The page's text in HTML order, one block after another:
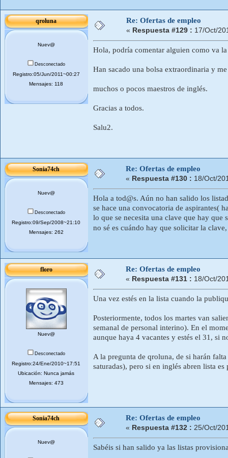
qroluna
Nuev@
Desconectado
Registro:05/Jun/2011~00:27
Mensajes: 118
Re: Ofertas de empleo
« Respuesta #129 : 17/Oct/
Hola, podría comentar alguien como va
Han sacado una bolsa extraordinaria y
muchos o pocos maestros de inglés.
Gracias a todos.
Salu2.
Sonia74ch
Nuev@
Desconectado
Registro:09/Sep/2008~21:10
Mensajes: 262
Re: Ofertas de empleo
« Respuesta #130 : 18/Oct/
Hola a tod@s. Aún no han salido los
se hace una convocatoria de aspirantes(
lo que se necesita una clave que hay
no sé es cuándo hay que solicitar la
floro
Nuev@
Desconectado
Registro:24/Ene/2010~17:51
Ubicación: Nunca jamás
Mensajes: 473
Re: Ofertas de empleo
« Respuesta #131 : 18/Oct/
Una vez estés en la lista cuando la
Posteriormente, todos los martes van
semanal de personal interino). En el
aunque haya 4 vacantes y estés el 31, si
A la pregunta de qroluna, de si harán
saturadas), pero si en inglés abren lista
Sonia74ch
Nuev@
Re: Ofertas de empleo
« Respuesta #132 : 25/Oct/
Sabéis si han salido ya las listas